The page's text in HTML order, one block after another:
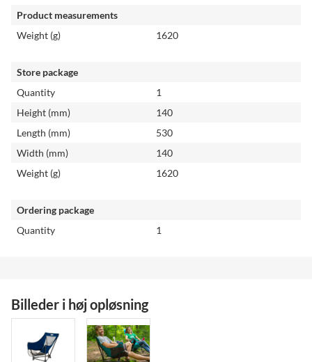
Product measurements
Weight (g)
1620
Store package
Quantity
1
Height (mm)
140
Length (mm)
530
Width (mm)
140
Weight (g)
1620
Ordering package
Quantity
1
Billeder i høj opløsning